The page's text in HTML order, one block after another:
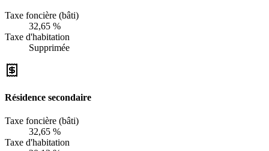
Taxe foncière (bâti)
32,65 %
Taxe d'habitation
Supprimée
Résidence secondaire
Taxe foncière (bâti)
32,65 %
Taxe d'habitation